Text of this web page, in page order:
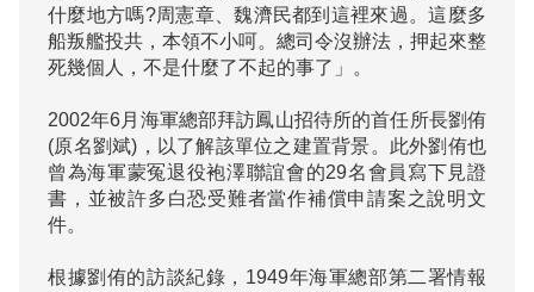
什麼地方嗎?周憲章、魏濟民都到這裡來過。這麼多
船叛艦投共，本領不小呵。總司令沒辦法，押起來整
死幾個人，不是什麼了不起的事了」。
2002年6月海軍總部拜訪鳳山招待所的首任所長劉侑
(原名劉斌)，以了解該單位之建置背景。此外劉侑也
曾為海軍蒙冤退役袍澤聯誼會的29名會員寫下見證
書，並被許多白恐受難者當作補償申請案之說明文
件。
根據劉侑的訪談紀錄，1949年海軍總部第二署情報